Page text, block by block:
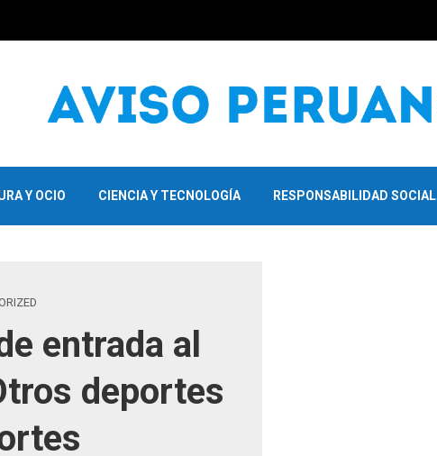
Y OCIO CIENCIA Y TECNOLOGÍA RESPONSABILIDAD SOCIAL
entrada al
deportes